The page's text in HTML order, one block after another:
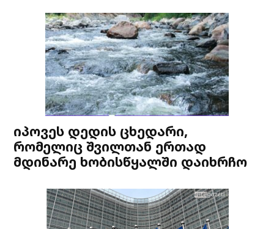
იპოვეს დედის ცხედარი,
რომელიც შვილთან ერთად
მდინარე ხობისწყალში დაიხრჩო